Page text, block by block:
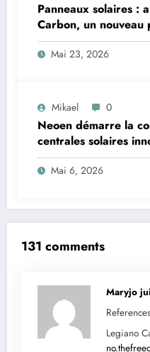
Panneaux solaires :
Carbon, un nouveau
persiste et refuse
Mai 23, 2026
Mikael 0
Neoen démarre la
centrales solaires
Mai 6, 2026
131 comments
Maryjo
Legiano